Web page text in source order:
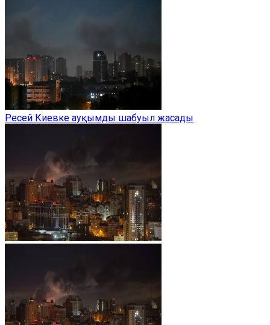
Ресей Киевке ауқымды шабуыл жасады